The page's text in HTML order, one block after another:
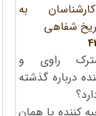
به
شفاهی
راوی و
درباره گذشته
کننده یا همان